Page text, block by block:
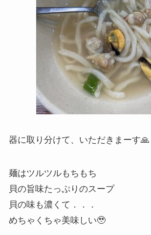
器に取り分けて、いただきまーす🙏
麺はツルツルもちもち
貝の旨味たっぷりのスープ
貝の味も濃くて．．．
めちゃくちゃ美味しい🥹